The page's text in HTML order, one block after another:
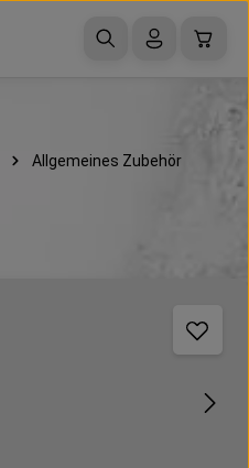
Allgemeines Zubehör